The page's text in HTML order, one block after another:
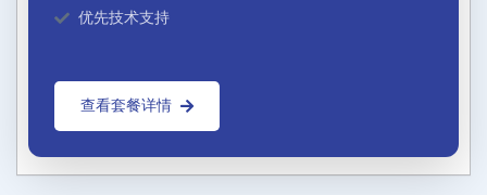
优先技术支持
查看套餐详情